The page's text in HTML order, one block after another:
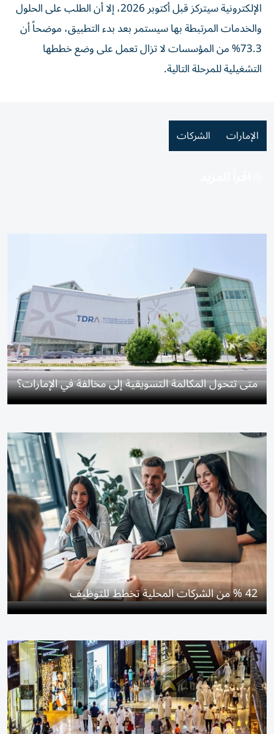
الإلكترونية سيتركز قبل أكتوبر 2026، إلا أن الطلب على الحلول
والخدمات المرتبطة بها سيستمر بعد بدء التطبيق، موضحاً أن
73.3% من المؤسسات لا تزال تعمل على وضع خططها
التشغيلية للمرحلة التالية.
الإمارات الشركات
متى تتحول المكالمة التسويقية إلى مخالفة في الإمارات؟
42 % من الشركات المحلية تخطط للتوظيف